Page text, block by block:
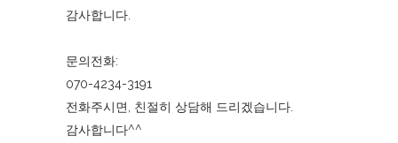
감사합니다.
문의전화:
070-4234-3191
전화주시면, 친절히 상담해 드리겠습니다.
감사합니다^^